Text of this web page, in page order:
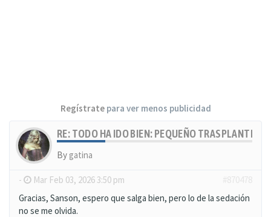
Regístratepara ver menos publicidad
RE: TODO HA IDO BIEN: PEQUEÑO TRASPLANTE,
By gatina
- Mar Feb 03, 2026 3:50 pm
Gracias, Sanson, espero que salga bien, pero lo de la sedación
no se me olvida.